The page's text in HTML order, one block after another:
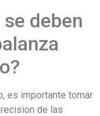
deben
es importante tomar
de las